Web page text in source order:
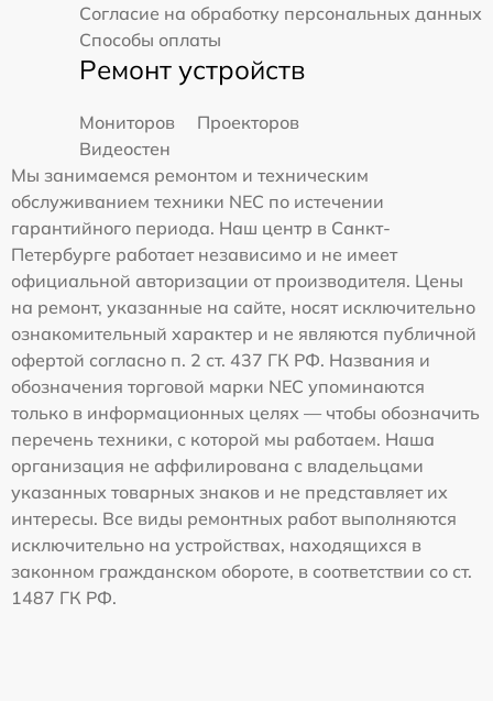
Согласие на обработку персональных данных
Способы оплаты
Ремонт устройств
Мониторов
Проекторов
Видеостен
Мы занимаемся ремонтом и техническим
обслуживанием техники NEC по истечении
гарантийного периода. Наш центр в Санкт-
Петербурге работает независимо и не имеет
официальной авторизации от производителя. Цены
на ремонт, указанные на сайте, носят исключительно
ознакомительный характер и не являются публичной
офертой согласно п. 2 ст. 437 ГК РФ. Названия и
обозначения торговой марки NEC упоминаются
только в информационных целях — чтобы обозначить
перечень техники, с которой мы работаем. Наша
организация не аффилирована с владельцами
указанных товарных знаков и не представляет их
интересы. Все виды ремонтных работ выполняются
исключительно на устройствах, находящихся в
законном гражданском обороте, в соответствии со ст.
1487 ГК РФ.